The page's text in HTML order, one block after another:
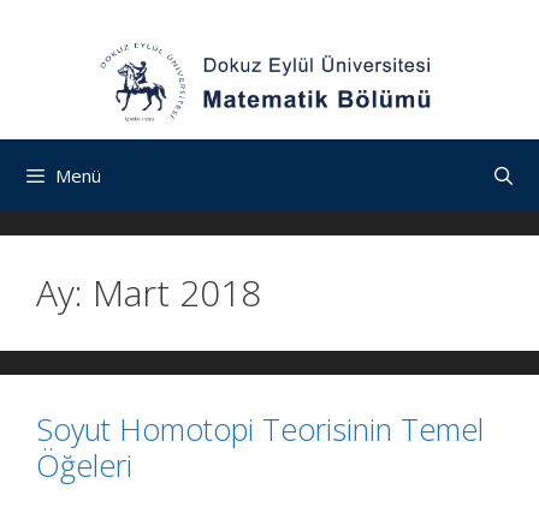
Menü
Ay: Mart 2018
Soyut Homotopi Teorisinin Temel
Öğeleri